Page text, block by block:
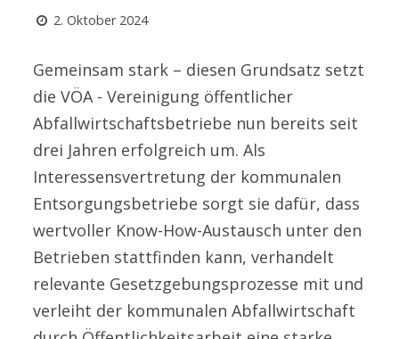
2. Oktober 2024
Gemeinsam stark – diesen Grundsatz setzt
die VÖA - Vereinigung öffentlicher
Abfallwirtschaftsbetriebe nun bereits seit
drei Jahren erfolgreich um. Als
Interessensvertretung der kommunalen
Entsorgungsbetriebe sorgt sie dafür, dass
wertvoller Know-How-Austausch unter den
Betrieben stattfinden kann, verhandelt
relevante Gesetzgebungsprozesse mit und
verleiht der kommunalen Abfallwirtschaft